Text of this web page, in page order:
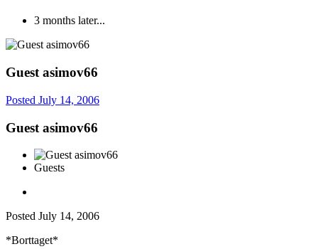
3 months later...
Guest asimov66
Posted July 14, 2006
Guest asimov66
Guests
Posted July 14, 2006
*Borttaget*